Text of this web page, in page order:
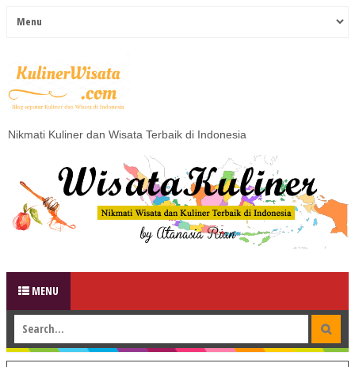
Nikmati Kuliner dan Wisata Terbaik di Indonesia
MENU